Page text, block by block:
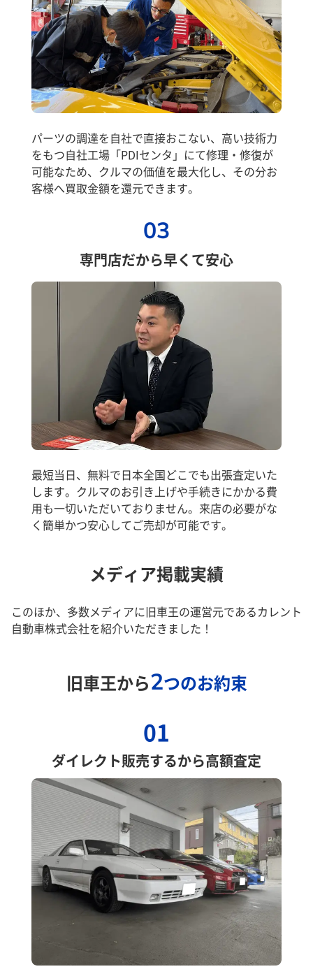
パーツの調達を自社で直接おこない、高い技術力
をもつ自社工場「PDIセンタ」にて修理・修復が
可能なため、クルマの価値を最大化し、その分お
客様へ買取金額を還元できます。
03
専門店だから早くて安心
最短当日、無料で日本全国どこでも出張査定いた
します。クルマのお引き上げや手続きにかかる費
用も一切いただいておりません。来店の必要がな
く簡単かつ安心してご売却が可能です。
メディア掲載実績
このほか、多数メディアに旧車王の運営元であるカレント
自動車株式会社を紹介いただきました！
旧車王から2つのお約束
01
ダイレクト販売するから高額査定